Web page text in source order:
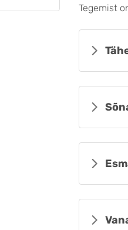
Tegemist